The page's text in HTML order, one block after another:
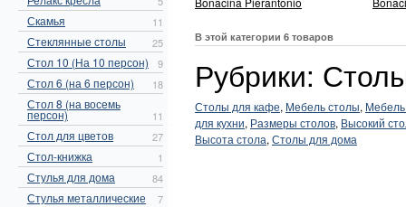
Скамья 11
Стеклянные столы 25
Стол 10 (На 10 персон) 9
Стол 6 (на 6 персон) 18
Стол 8 (на восемь
персон) 11
Стол для цветов 27
Стол-книжка 1
Стулья для дома 84
Стулья металлические 7
В этой категории 6 товаров
Рубрики:
Столы для кафе, Мебель столы, Мебель
для кухни, Размеры столов, Высокий
Высота стола, Столы для дома